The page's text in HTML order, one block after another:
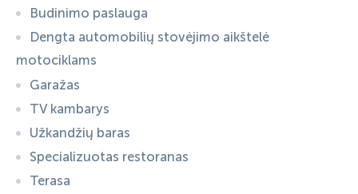
Budinimo paslauga
Dengta automobilių stovėjimo aikštelė
motociklams
Garažas
TV kambarys
Užkandžių baras
Specializuotas restoranas
Terasa